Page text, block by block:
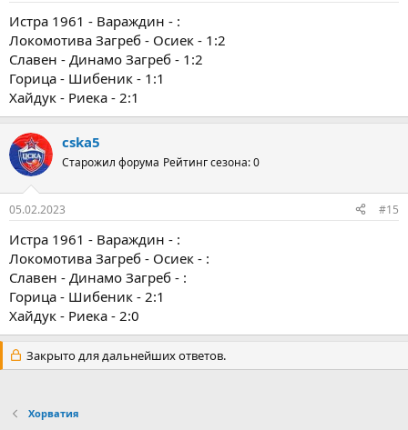
Истра 1961 - Вараждин - :
Локомотива Загреб - Осиек - 1:2
Славен - Динамо Загреб - 1:2
Горица - Шибеник - 1:1
Хайдук - Риека - 2:1
cska5
Старожил форума Рейтинг сезона: 0
05.02.2023 #15
Истра 1961 - Вараждин - :
Локомотива Загреб - Осиек - :
Славен - Динамо Загреб - :
Горица - Шибеник - 2:1
Хайдук - Риека - 2:0
Закрыто для дальнейших ответов.
Хорватия